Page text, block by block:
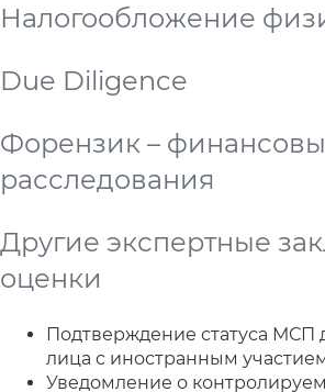
Налогообложение
Due Diligence
Форензик –
расследования
Другие экспертные
оценки
Подтверждение статуса МСП
лица с иностранным
Уведомление о